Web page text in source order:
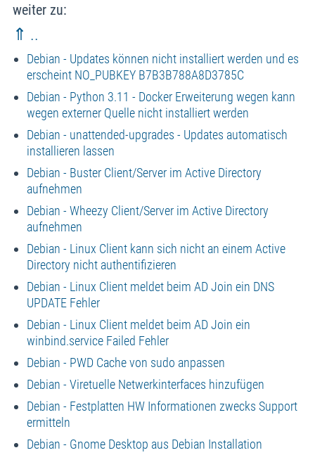
weiter zu:
⇑ ..
Debian - Updates können nicht installiert werden und es
erscheint NO_PUBKEY B7B3B788A8D3785C
Debian - Python 3.11 - Docker Erweiterung wegen kann
wegen externer Quelle nicht installiert werden
Debian - unattended-upgrades - Updates automatisch
installieren lassen
Debian - Buster Client/Server im Active Directory
aufnehmen
Debian - Wheezy Client/Server im Active Directory
aufnehmen
Debian - Linux Client kann sich nicht an einem Active
Directory nicht authentifizieren
Debian - Linux Client meldet beim AD Join ein DNS
UPDATE Fehler
Debian - Linux Client meldet beim AD Join ein
winbind.service Failed Fehler
Debian - PWD Cache von sudo anpassen
Debian - Viretuelle Netwerkinterfaces hinzufügen
Debian - Festplatten HW Informationen zwecks Support
ermitteln
Debian - Gnome Desktop aus Debian Installation